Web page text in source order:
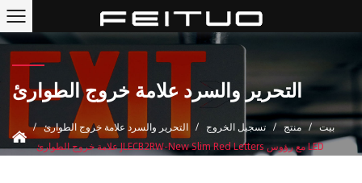
التحرير والسرد علامة خروج الطوارئ
بيت / منتج / تسجيل الخروج / التحرير والسرد علامة خروج الطوارئ /
علامة خروج الطوارئ JLECB2RW-New Slim Red Letters مع رؤوس LED